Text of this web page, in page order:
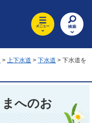
> 上下水道 > 下水道 > 下水道を
へのお